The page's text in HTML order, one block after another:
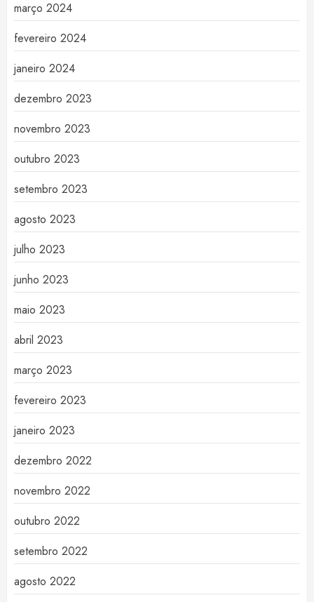
março 2024
fevereiro 2024
janeiro 2024
dezembro 2023
novembro 2023
outubro 2023
setembro 2023
agosto 2023
julho 2023
junho 2023
maio 2023
abril 2023
março 2023
fevereiro 2023
janeiro 2023
dezembro 2022
novembro 2022
outubro 2022
setembro 2022
agosto 2022